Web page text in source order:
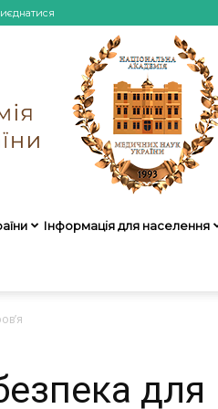
України
Інформація для населення
для